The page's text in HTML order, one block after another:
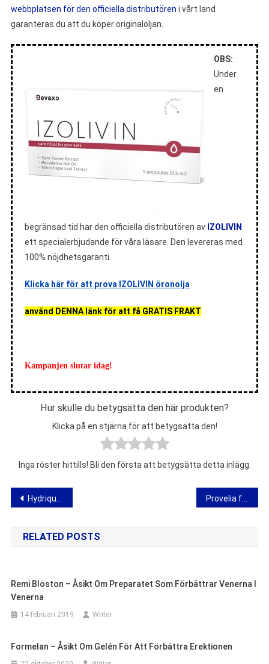
webbplatsen för den officiella distributören i vårt land
garanteras du att du köper originaloljan.
OBS:
Under
en
begränsad tid har den officiella distributören av IZOLIVIN
ett specialerbjudande för våra läsare. Den levereras med
100% nöjdhetsgaranti.
Klicka här för att prova IZOLIVIN öronolja
använd DENNA länk för att få GRATIS FRAKT
Kampanjen slutar idag!
Hur skulle du betygsätta den här produkten?
Klicka på en stjärna för att betygsätta den!
Inga röster hittills! Bli den första att betygsätta detta inlägg.
Inläggsnavigering
Hydriqueen – åsikterna, ingredienser, action, butik, var man kan köpa Provelia för celluliter – action, komposition och åsikter
RELATED POSTS
Remi Bloston – Åsikt Om Preparatet Som Förbättrar Venerna I
Venerna
14 februari 2019 Writer
Formelan – Åsikt Om Gelén För Att Förbättra Erektionen